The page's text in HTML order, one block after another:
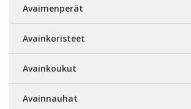
Avaimenperät
Avainkoristeet
Avainkoukut
Avainnauhat